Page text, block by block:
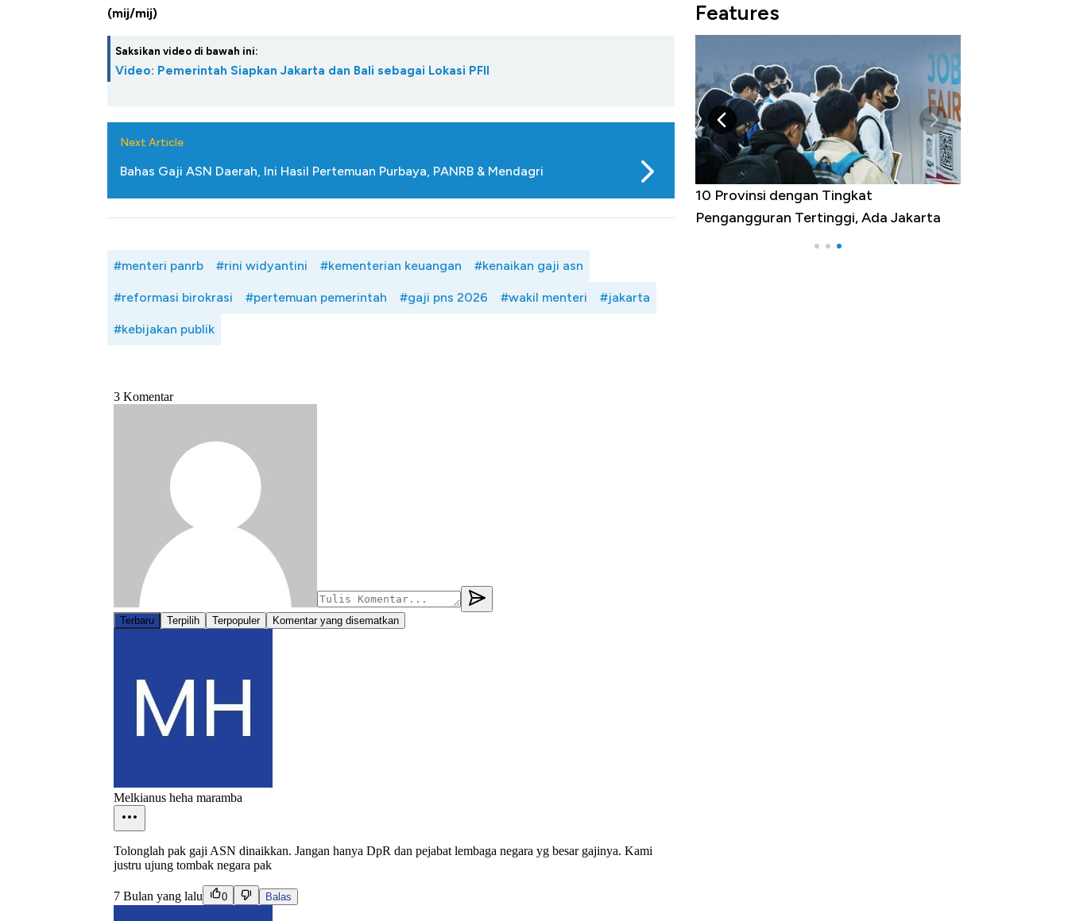
(mij/mij)
Saksikan video di bawah ini:
Video: Pemerintah Siapkan Jakarta dan Bali sebagai Lokasi PFII
Next Article
Bahas Gaji ASN Daerah, Ini Hasil Pertemuan Purbaya, PANRB & Mendagri
#menteri panrb #rini widyantini #kementerian keuangan #kenaikan gaji asn
#reformasi birokrasi #pertemuan pemerintah #gaji pns 2026 #wakil menteri #jakarta
#kebijakan publik
Features
Kongo Tutup Keran Ekspor, Harga
Tembaga Terbang ke Zona Berbahaya
Adu Panas Kinerja Emiten Minyak RI,
Mana yang Cuannya Paling Menyala?
10 Provinsi dengan Tingkat
Pengangguran Tertinggi, Ada Jakarta